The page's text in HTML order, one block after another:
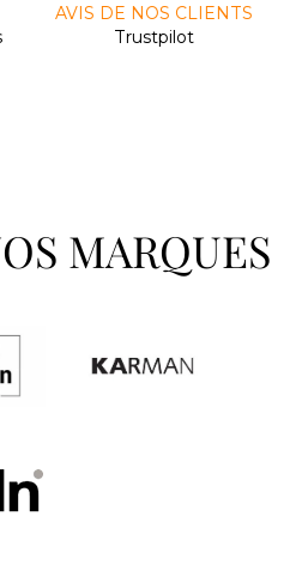
AVIS DE NOS CLIENTS
Trustpilot
MARQUES